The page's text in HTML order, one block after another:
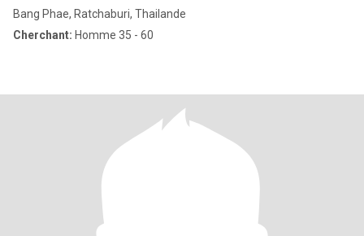
Bang Phae, Ratchaburi, Thailande
Cherchant: Homme 35 - 60